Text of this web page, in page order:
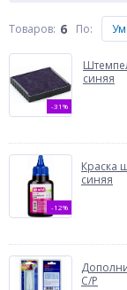
Товаров: 6 По:
-31%
синяя
-12%
Краска
синяя
C/P